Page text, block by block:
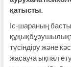
қатысты.
Іс-шараның
түсіндіру және
жасауға ықпал